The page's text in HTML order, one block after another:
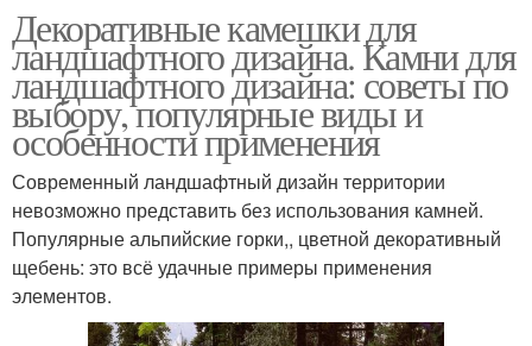
Декоративные камешки для
ландшафтного дизайна. Камни для
ландшафтного дизайна: советы по
выбору, популярные виды и
особенности применения
Современный ландшафтный дизайн территории
невозможно представить без использования камней.
Популярные альпийские горки,, цветной декоративный
щебень: это всё удачные примеры применения
элементов.